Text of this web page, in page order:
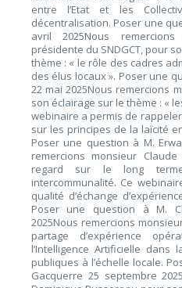
entre l’Etat et les
décentralisation. Poser une
avril 2025Nous
présidente du SNDGCT, pour
thème : « le rôle des cadres
des élus locaux ». Poser une
22 mai 2025Nous remercions
son éclairage sur le thème : «
webinaire a permis de
sur les principes de la laïcité
Poser une question à M.
remercions monsieur
regard sur le long
intercommunalité. Ce
qualité d’échange
Poser une question à M.
2025Nous remercions
partage d’expérience
l’Intelligence Artificielle
publiques à l’échelle locale.
Gacquerre 25 septembre